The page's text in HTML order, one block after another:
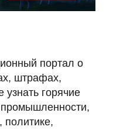
портал о
штрафах,
горячие
политике,